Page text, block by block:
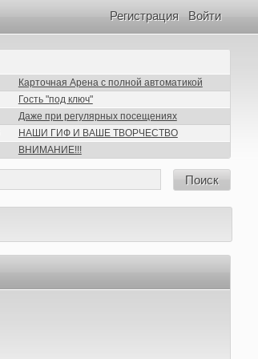
Войти
Регистрация
Карточная Арена с полной автоматикой
Гость "под ключ"
Даже при регулярных посещениях
НАШИ ГИФ И ВАШЕ ТВОРЧЕСТВО
ВНИМАНИЕ!!!
Поиск